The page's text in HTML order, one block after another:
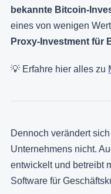
bekannte Bitcoin-
eines von wenigen
Proxy-Investment für
💡 Erfahre hier alles zu
Dennoch verändert
Unternehmens nicht.
entwickelt und betreibt
Software für